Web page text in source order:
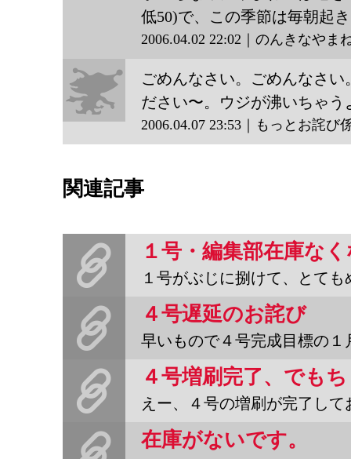
低50)で、この季節は毎朝起
2006.04.02 22:02｜のんきなやま
もっと
お詫び
ごめんなさい。ごめんなさ
ださい〜。ウジが沸いちゃう
2006.04.07 23:53｜もっとお詫び
関連記事
１号・編集部在庫な
１号がぶじに捌けて、とてもめでたいです。これもひとえに、購入し
４号遅延のお詫び
早いもので４号完成目標の１月末もとうに過ぎ去りました。原稿は
えー、４号の増刷が完了しております。やっとすべての印刷が完了
在庫がないです。